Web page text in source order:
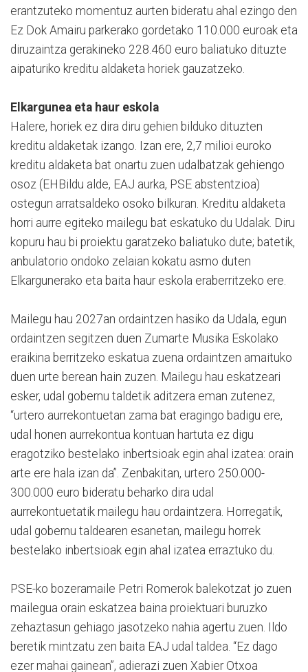
erantzuteko momentuz aurten bideratu ahal ezingo den
Ez Dok Amairu parkerako gordetako 110.000 euroak eta
diruzaintza gerakineko 228.460 euro baliatuko dituzte
aipaturiko kreditu aldaketa horiek gauzatzeko.
Elkargunea eta haur eskola
Halere, horiek ez dira diru gehien bilduko dituzten
kreditu aldaketak izango. Izan ere, 2,7 milioi euroko
kreditu aldaketa bat onartu zuen udalbatzak gehiengo
osoz (EHBildu alde, EAJ aurka, PSE abstentzioa)
ostegun arratsaldeko osoko bilkuran. Kreditu aldaketa
horri aurre egiteko mailegu bat eskatuko du Udalak. Diru
kopuru hau bi proiektu garatzeko baliatuko dute; batetik,
anbulatorio ondoko zelaian kokatu asmo duten
Elkargunerako eta baita haur eskola eraberritzeko ere.
Mailegu hau 2027an ordaintzen hasiko da Udala, egun
ordaintzen segitzen duen Zumarte Musika Eskolako
eraikina berritzeko eskatua zuena ordaintzen amaituko
duen urte berean hain zuzen. Mailegu hau eskatzeari
esker, udal gobernu taldetik aditzera eman zutenez,
“urtero aurrekontuetan zama bat eragingo badigu ere,
udal honen aurrekontua kontuan hartuta ez digu
eragotziko bestelako inbertsioak egin ahal izatea: orain
arte ere hala izan da”. Zenbakitan, urtero 250.000-
300.000 euro bideratu beharko dira udal
aurrekontuetatik mailegu hau ordaintzera. Horregatik,
udal gobernu taldearen esanetan, mailegu horrek
bestelako inbertsioak egin ahal izatea erraztuko du.
PSE-ko bozeramaile Petri Romerok balekotzat jo zuen
mailegua orain eskatzea baina proiektuari buruzko
zehaztasun gehiago jasotzeko nahia agertu zuen. Ildo
beretik mintzatu zen baita EAJ udal taldea. “Ez dago
ezer mahai gainean”, adierazi zuen Xabier Otxoa